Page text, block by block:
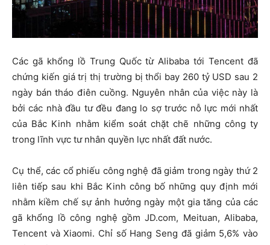
Các gã khổng lồ Trung Quốc từ Alibaba tới Tencent đã
chứng kiến giá trị thị trường bị thổi bay 260 tỷ USD sau 2
ngày bán tháo điên cuồng. Nguyên nhân của việc này là
bởi các nhà đầu tư đều đang lo sợ trước nỗ lực mới nhất
của Bắc Kinh nhằm kiểm soát chặt chẽ những công ty
trong lĩnh vực tư nhân quyền lực nhất đất nước.
Cụ thể, các cổ phiếu công nghệ đã giảm trong ngày thứ 2
liên tiếp sau khi Bắc Kinh công bố những quy định mới
nhằm kiềm chế sự ảnh hưởng ngày một gia tăng của các
gã khổng lồ công nghệ gồm JD.com, Meituan, Alibaba,
Tencent và Xiaomi. Chỉ số Hang Seng đã giảm 5,6% vào